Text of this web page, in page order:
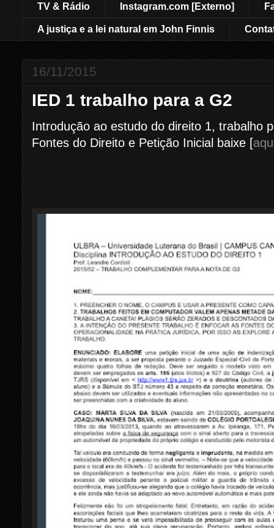
TV & Rádio Instagram.com [Externo]
A justiça e a lei natural em John Finnis
16/11/2015
IED 1 trabalho para a G2
Introdução ao estudo do direito 1, trabalho
Fontes do Direito e Petição Inicial baixe [